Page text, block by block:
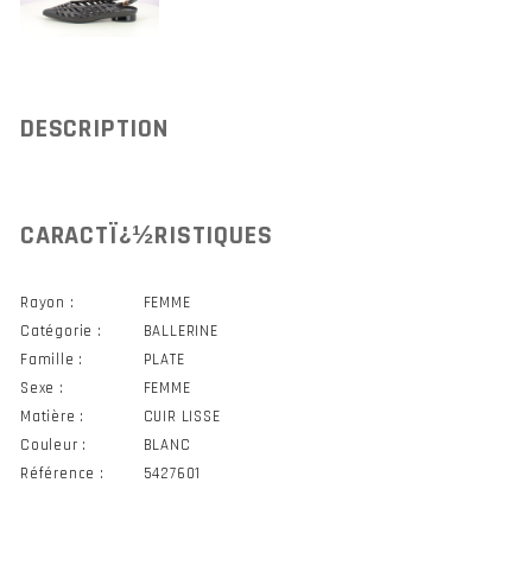
DESCRIPTION
CARACTÏ¿½RISTIQUES
Rayon :
FEMME
Catégorie :
BALLERINE
Famille :
PLATE
Sexe :
FEMME
Matière :
CUIR LISSE
Couleur :
BLANC
Référence :
5427601